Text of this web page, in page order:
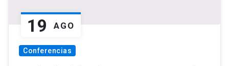
19 AGO
Conferencias